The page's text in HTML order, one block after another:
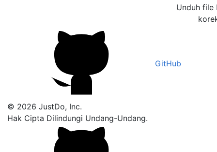
Unduh file
GitHub
© 2026 JustDo, Inc.
Hak Cipta Dilindungi Undang-Undang.